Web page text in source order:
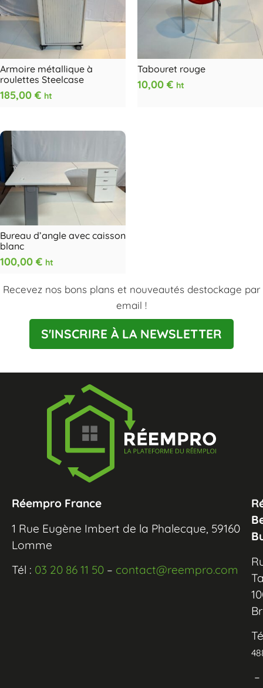
Armoire métallique à
roulettes Steelcase
185,00 € ht
Tabouret rouge
10,00 € ht
Bureau d’angle avec caisson
blanc
100,00 € ht
Recevez nos bons plans et nouveautés destockage par
email !
S'INSCRIRE À LA NEWSLETTER
Réempro France
1 Rue Eugène Imbert de la Phalecque, 59160
Lomme
Tél : 03 20 86 11 50 – contact@reempro.com
–